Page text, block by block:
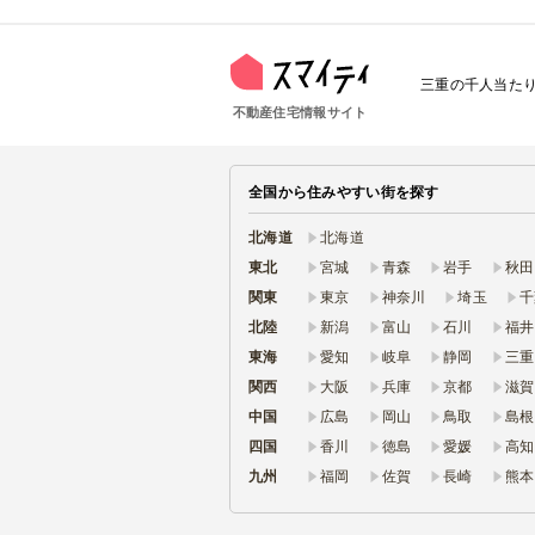
不動産住宅情報サイト
三重の千人当た
全国から住みやすい街を探す
北海道
北海道
東北
宮城 青森 岩手 秋田
関東
東京 神奈川 埼玉
北陸
新潟 富山 石川 福井
東海
愛知 岐阜 静岡
三重
関西
大阪 兵庫 京都 滋賀
中国
広島 岡山 鳥取 島根
四国
香川 徳島 愛媛
高知
九州
福岡 佐賀 長崎 熊本